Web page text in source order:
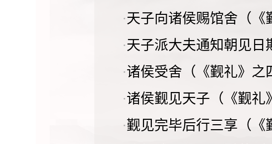
·天子向诸侯赐馆舍（《
·天子派大夫通知朝见日
·诸侯受舍（《觐礼》之
·诸侯觐见天子（《觐礼
·觐见完毕后行三享（《